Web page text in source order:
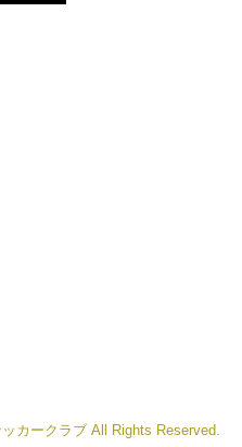
カークラブ All Rights Reserved.